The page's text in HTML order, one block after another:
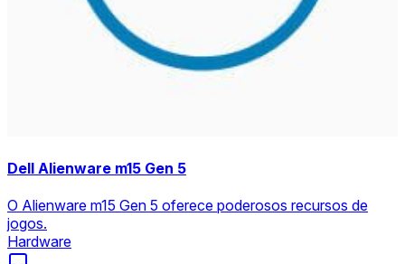
Dell Alienware m15 Gen 5
O Alienware m15 Gen 5 oferece poderosos recursos de
jogos.
Hardware